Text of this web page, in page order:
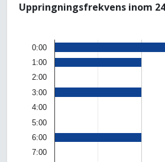
Uppringningsfrekvens inom
0:00
1:00
2:00
3:00
4:00
5:00
6:00
7:00